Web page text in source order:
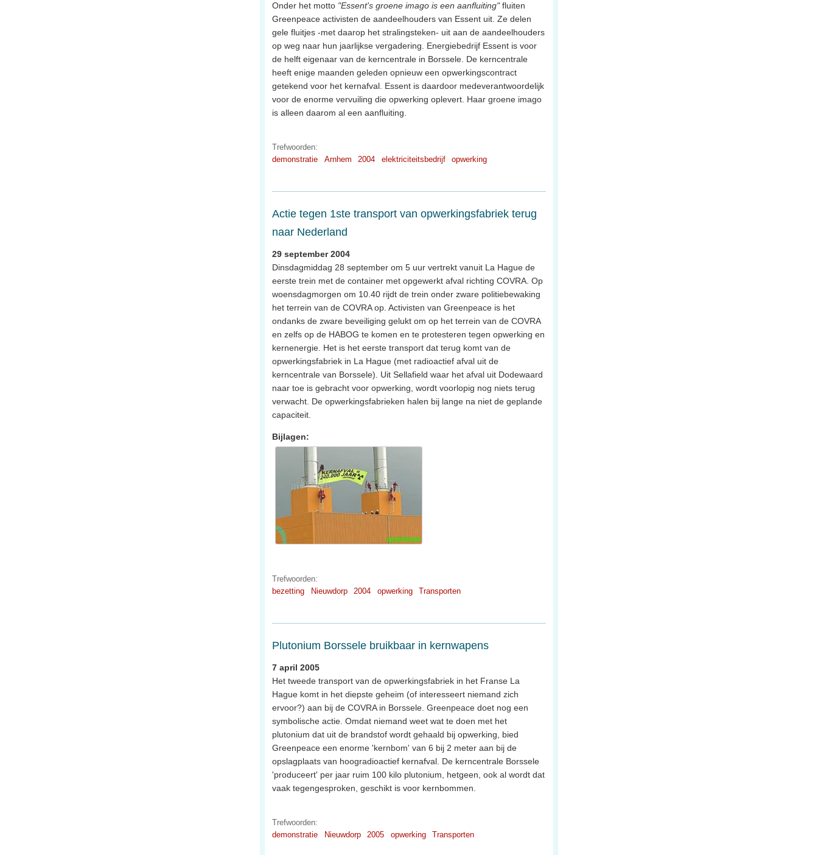
Onder het motto "Essent's groene imago is een aanfluiting"fluiten
Greenpeace activisten de aandeelhouders van Essent uit. Ze delen
gele fluitjes -met daarop het stralingsteken- uit aan de aandeelhouders
op weg naar hun jaarlijkse vergadering. Energiebedrijf Essent is voor
de helft eigenaar van de kerncentrale in Borssele. De kerncentrale
heeft enige maanden geleden opnieuw een opwerkingscontract
getekend voor het kernafval. Essent is daardoor medeverantwoordelijk
voor de enorme vervuiling die opwerking oplevert. Haar groene imago
is alleen daarom al een aanfluiting.
Trefwoorden:
demonstratie
Arnhem 2004 elektriciteitsbedrijf opwerking
Actie tegen 1ste transport van opwerkingsfabriek terug
naar Nederland
29 september 2004
Dinsdagmiddag 28 september om 5 uur vertrekt vanuit La Hague de
eerste trein met de container met opgewerkt afval richting COVRA. Op
woensdagmorgen om 10.40 rijdt de trein onder zware politiebewaking
het terrein van de COVRA op. Activisten van Greenpeace is het
ondanks de zware beveiliging gelukt om op het terrein van de COVRA
en zelfs op de HABOG te komen en te protesteren tegen opwerking en
kernenergie. Het is het eerste transport dat terug komt van de
opwerkingsfabriek in La Hague (met radioactief afval uit de
kerncentrale van Borssele). Uit Sellafield waar het afval uit Dodewaard
naar toe is gebracht voor opwerking, wordt voorlopig nog niets terug
verwacht. De opwerkingsfabrieken halen bij lange na niet de geplande
capaciteit.
Bijlagen:
Trefwoorden:
bezetting
Nieuwdorp 2004 opwerking Transporten
Plutonium Borssele bruikbaar in kernwapens
7 april 2005
Het tweede transport van de opwerkingsfabriek in het Franse La
Hague komt in het diepste geheim (of interesseert niemand zich
ervoor?) aan bij de COVRA in Borssele. Greenpeace doet nog een
symbolische actie. Omdat niemand weet wat te doen met het
plutonium dat uit de brandstof wordt gehaald bij opwerking, bied
Greenpeace een enorme 'kernbom' van 6 bij 2 meter aan bij de
opslagplaats van hoogradioactief kernafval. De kerncentrale Borssele
'produceert' per jaar ruim 100 kilo plutonium, hetgeen, ook al wordt dat
vaak tegengesproken, geschikt is voor kernbommen.
Trefwoorden:
demonstratie
Nieuwdorp 2005 opwerking Transporten